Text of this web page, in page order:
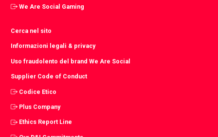
We Are Social Gaming
Cerca nel sito
Informazioni legali & privacy
Uso fraudolento del brand We Are Social
Supplier Code of Conduct
Codice Etico
Plus Company
Ethics Report Line